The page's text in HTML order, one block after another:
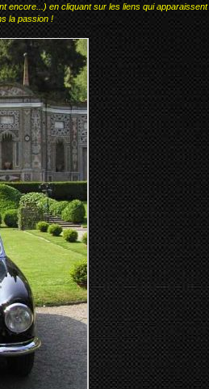
encore...) en cliquant sur les liens qui apparaissent
la passion !